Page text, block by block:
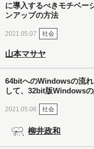
に導入するべきモチベー
ンアップの方法
2021.05.07 社会
山本マサヤ
64bitへのWindowsの流
して、32bit版Windows
2021.05.06 社会
柳井政和